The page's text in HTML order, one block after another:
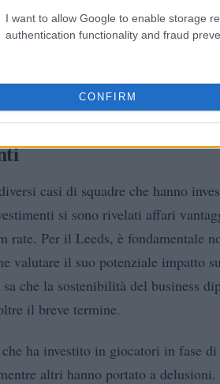
I want to allow Google to enable storage
authentication functionality and fraud
CONFIRM
casi di squadre che hanno
si sono rivelati affari
rate. Per il Leeds, è fondamentale
valutare il suo potenziale impatto
che la sostenibilità del business
il breve termine.
ha investito in giocatori in fase
altri hanno portato a delusioni.